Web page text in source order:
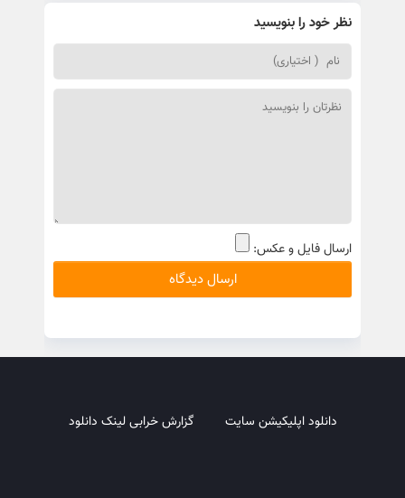
نظر خود را بنویسید
ارسال فایل و عکس:
دانلود اپلیکیشن سایت گزارش خرابی لینک دانلود